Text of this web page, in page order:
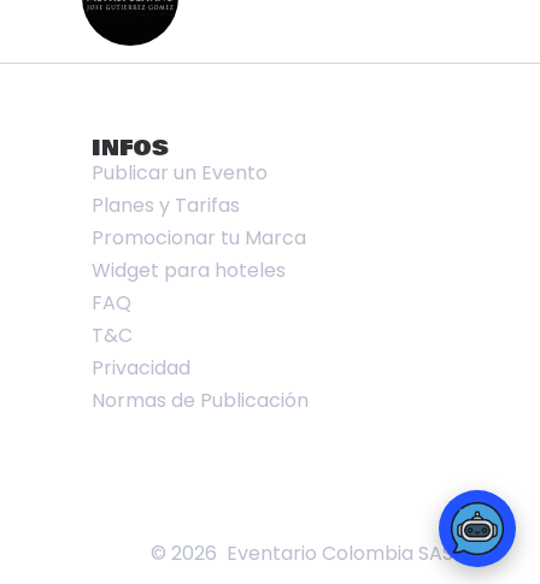
INFOS
Publicar un Evento
Planes y Tarifas
Promocionar tu Marca
Widget para hoteles
FAQ
T&C
Privacidad
Normas de Publicación
© 2026 Eventario Colombia SAS